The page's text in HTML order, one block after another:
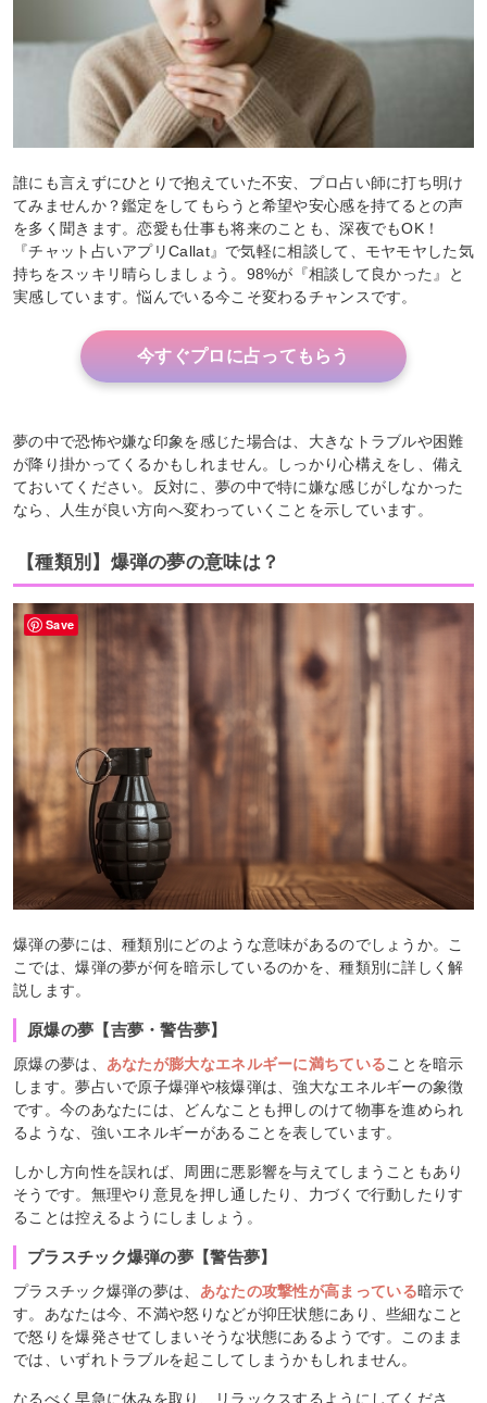
誰にも言えずにひとりで抱えていた不安、プロ占い師に打ち明け
てみませんか？鑑定をしてもらうと希望や安心感を持てるとの声
を多く聞きます。恋愛も仕事も将来のことも、深夜でもOK！
『チャット占いアプリCallat』で気軽に相談して、モヤモヤした気
持ちをスッキリ晴らしましょう。98%が『相談して良かった』と
実感しています。悩んでいる今こそ変わるチャンスです。
今すぐプロに占ってもらう
夢の中で恐怖や嫌な印象を感じた場合は、大きなトラブルや困難
が降り掛かってくるかもしれません。しっかり心構えをし、備え
ておいてください。反対に、夢の中で特に嫌な感じがしなかった
なら、人生が良い方向へ変わっていくことを示しています。
【種類別】爆弾の夢の意味は？
爆弾の夢には、種類別にどのような意味があるのでしょうか。こ
こでは、爆弾の夢が何を暗示しているのかを、種類別に詳しく解
説します。
原爆の夢【吉夢・警告夢】
原爆の夢は、 あなたが膨大なエネルギーに満ちていることを暗示
します。夢占いで原子爆弾や核爆弾は、強大なエネルギーの象徴
です。今のあなたには、どんなことも押しのけて物事を進められ
るような、強いエネルギーがあることを表しています。
しかし方向性を誤れば、周囲に悪影響を与えてしまうこともあり
そうです。無理やり意見を押し通したり、力づくで行動したりす
ることは控えるようにしましょう。
プラスチック爆弾の夢【警告夢】
プラスチック爆弾の夢は、 あなたの攻撃性が高まっている暗示で
す。あなたは今、不満や怒りなどが抑圧状態にあり、些細なこと
で怒りを爆発させてしまいそうな状態にあるようです。このまま
では、いずれトラブルを起こしてしまうかもしれません。
なるべく早急に休みを取り、リラックスするようにしてくださ
Save